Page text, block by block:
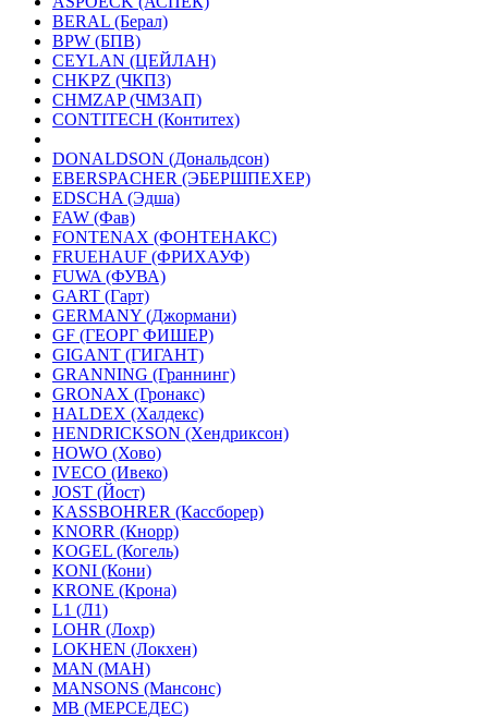
BERAL (Берал)
BPW (БПВ)
CEYLAN (ЦЕЙЛАН)
CHKPZ (ЧКПЗ)
CHMZAP (ЧМЗАП)
CONTITECH (Контитех)
DONALDSON (Дональдсон)
EBERSPACHER (ЭБЕРШПЕХЕР)
EDSCHA (Эдша)
FAW (Фав)
FONTENAX (ФОНТЕНАКС)
FRUEHAUF (ФРИХАУФ)
FUWA (ФУВА)
GART (Гарт)
GERMANY (Джормани)
GF (ГЕОРГ ФИШЕР)
GIGANT (ГИГАНТ)
GRANNING (Граннинг)
GRONAX (Гронакс)
HALDEX (Халдекс)
HENDRICKSON (Хендриксон)
HOWO (Хово)
IVECO (Ивеко)
JOST (Йост)
KASSBOHRER (Касcборер)
KNORR (Кнорр)
KOGEL (Когель)
KONI (Кони)
KRONE (Крона)
L1 (Л1)
LOHR (Лохр)
LOKHEN (Локхен)
MAN (МАН)
MANSONS (Мансонс)
MB (МЕРСЕДЕС)